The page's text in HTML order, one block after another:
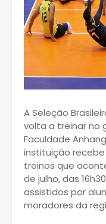
A Seleção
volta a treinar no
Faculdade
instituição
treinos que
de julho, das
assistidos por
moradores da